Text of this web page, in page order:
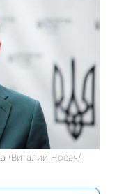
(Виталий Носач/